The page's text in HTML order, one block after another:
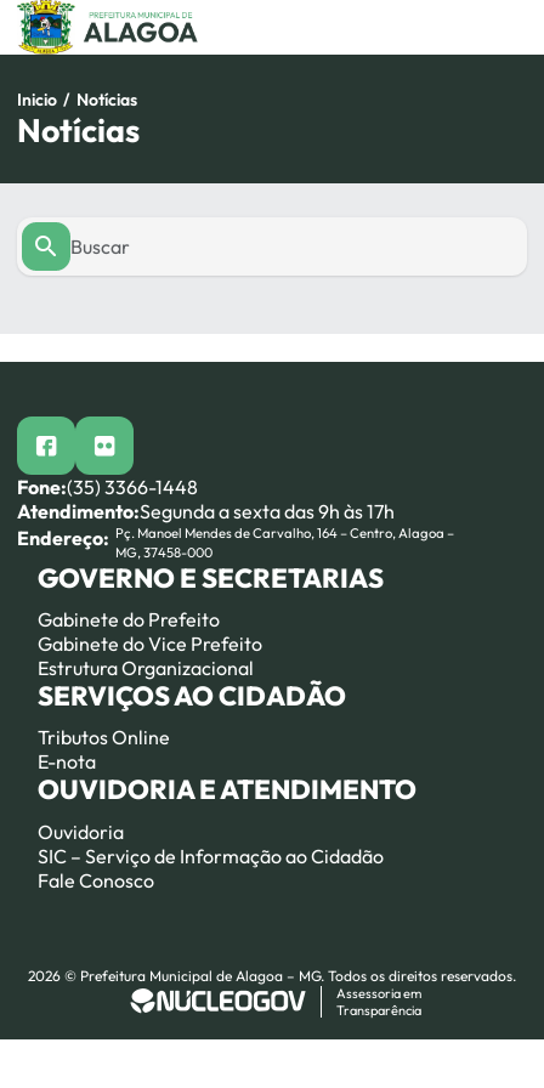
Pular
para
conteúdo
Inicio / Notícias
Notícias
facebookflickr
Fone:(35) 3366-1448
Atendimento:Segunda a sexta das 9h às 17h
Endereço: Pç. Manoel Mendes de Carvalho, 164 – Centro, Alagoa –
MG, 37458-000
GOVERNO E SECRETARIAS
Gabinete do Prefeito
Gabinete do Vice Prefeito
Estrutura Organizacional
SERVIÇOS AO CIDADÃO
Tributos Online
E-nota
OUVIDORIA E ATENDIMENTO
Ouvidoria
SIC – Serviço de Informação ao Cidadão
Fale Conosco
2026 © Prefeitura Municipal de Alagoa – MG. Todos os direitos reservados.
Assessoria em
Transparência